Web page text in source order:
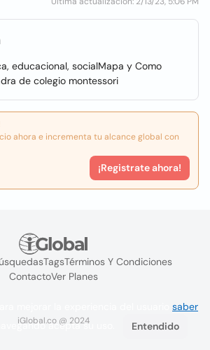
educacional, socialMapa y Como
de colegio montessori
ahora e incrementa tu alcance global con
¡Registrate ahora!
TagsTérminos Y Condiciones
ContactoVer Planes
iGlobal.co @ 2024
saber
acepta su uso. Entendido